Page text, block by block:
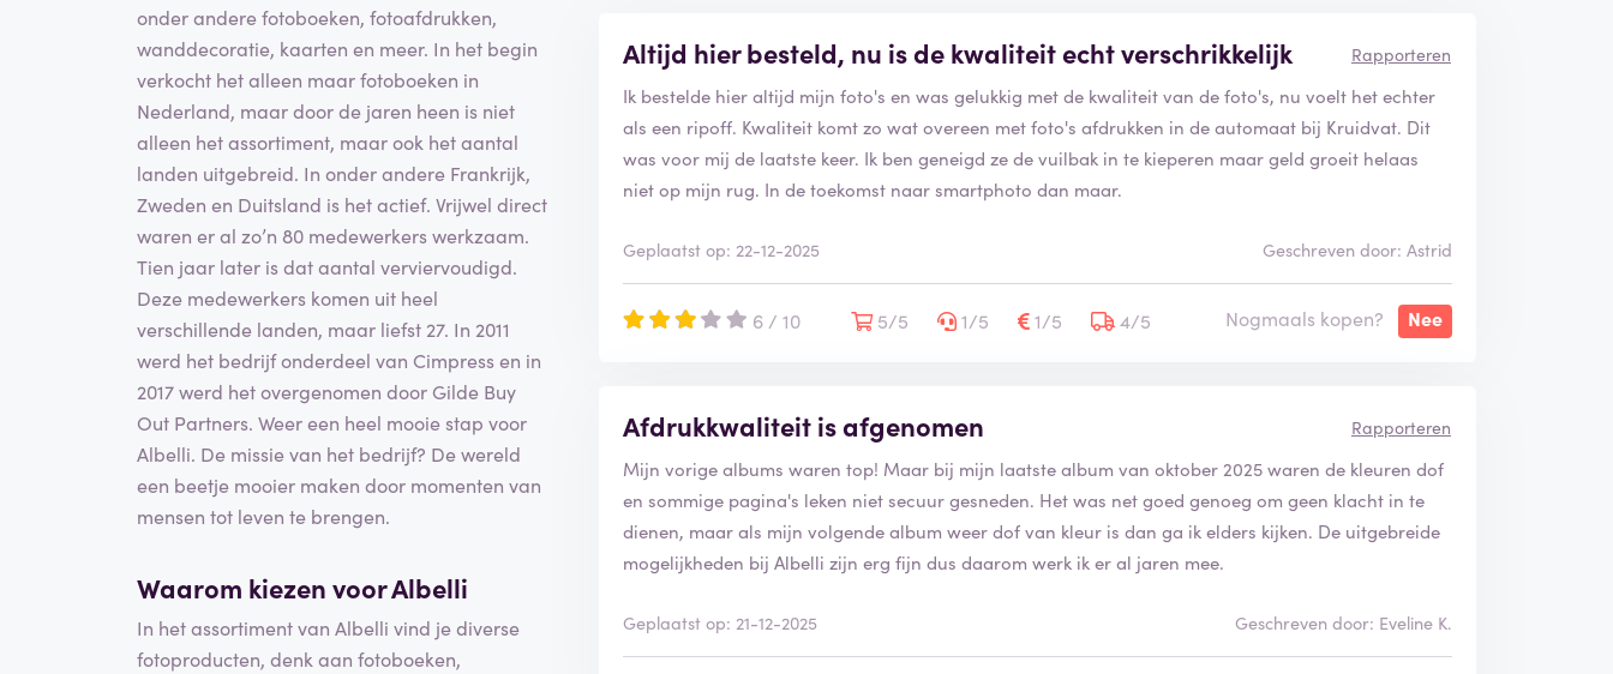
onder andere fotoboeken, fotoafdrukken,
wanddecoratie, kaarten en meer. In het begin
verkocht het alleen maar fotoboeken in
Nederland, maar door de jaren heen is niet
alleen het assortiment, maar ook het aantal
landen uitgebreid. In onder andere Frankrijk,
Zweden en Duitsland is het actief. Vrijwel direct
waren er al zo’n 80 medewerkers werkzaam.
Tien jaar later is dat aantal verviervoudigd.
Deze medewerkers komen uit heel
verschillende landen, maar liefst 27. In 2011
werd het bedrijf onderdeel van Cimpress en in
2017 werd het overgenomen door Gilde Buy
Out Partners. Weer een heel mooie stap voor
Albelli. De missie van het bedrijf? De wereld
een beetje mooier maken door momenten van
mensen tot leven te brengen.
Waarom kiezen voor Albelli
In het assortiment van Albelli vind je diverse
fotoproducten, denk aan fotoboeken,
Altijd hier besteld, nu is de kwaliteit echt verschrikkelijk Rapporteren
Ik bestelde hier altijd mijn foto's en was gelukkig met de kwaliteit van de foto's, nu voelt het echter
als een ripoff. Kwaliteit komt zo wat overeen met foto's afdrukken in de automaat bij Kruidvat. Dit
was voor mij de laatste keer. Ik ben geneigd ze de vuilbak in te kieperen maar geld groeit helaas
niet op mijn rug. In de toekomst naar smartphoto dan maar.
Geplaatst op: 22-12-2025 Geschreven door: Astrid
6 / 10 5/5 1/5 1/5 4/5 Nogmaals kopen? Nee
Afdrukkwaliteit is afgenomen Rapporteren
Mijn vorige albums waren top! Maar bij mijn laatste album van oktober 2025 waren de kleuren dof
en sommige pagina's leken niet secuur gesneden. Het was net goed genoeg om geen klacht in te
dienen, maar als mijn volgende album weer dof van kleur is dan ga ik elders kijken. De uitgebreide
mogelijkheden bij Albelli zijn erg fijn dus daarom werk ik er al jaren mee.
Geplaatst op: 21-12-2025 Geschreven door: Eveline K.